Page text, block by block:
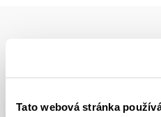
Tato webová stránka
YOU MIGHT BE
ROAD TO TOKYO